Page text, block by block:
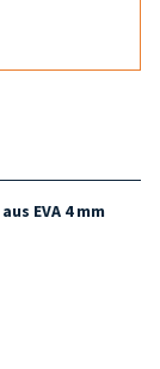
EVA 4 mm